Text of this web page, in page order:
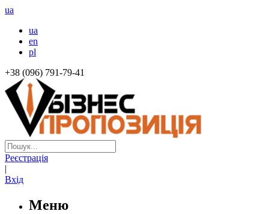
ua
ua
en
pl
+38 (096) 791-79-41
Реєстрація
|
Вхід
Меню